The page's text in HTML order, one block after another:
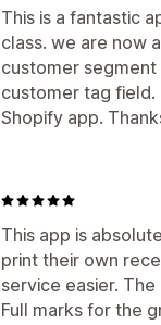
Přizpůsobení
Barva a písmo
Výpočet daní
Správa souborů
This is a fantastic
class. we are now
customer
customer tag field.
Shopify app.
This app is
print their own
service easier.
Full marks for the